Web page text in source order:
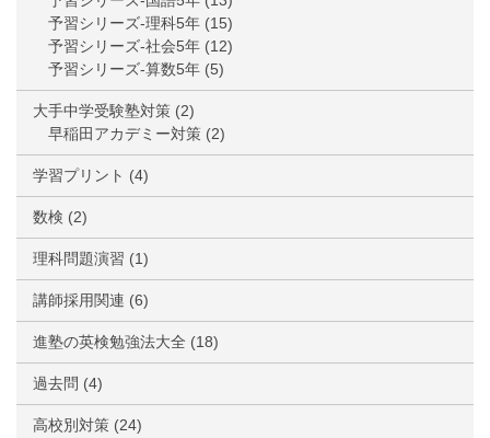
予習シリーズ-理科5年 (15)
予習シリーズ-社会5年 (12)
予習シリーズ-算数5年 (5)
大手中学受験塾対策 (2)
早稲田アカデミー対策 (2)
学習プリント (4)
数検 (2)
理科問題演習 (1)
講師採用関連 (6)
進塾の英検勉強法大全 (18)
過去問 (4)
高校別対策 (24)